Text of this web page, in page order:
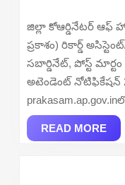
–
25
జిల్లా కోఆర్డినేటర్ ఆఫ్
ప్రకాశం) రికార్డ్
సబార్డినేట్, పోస్ట్
అటెండెంట్ నోటిఫికేషన్
READ MORE